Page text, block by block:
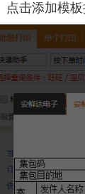
点击添加模